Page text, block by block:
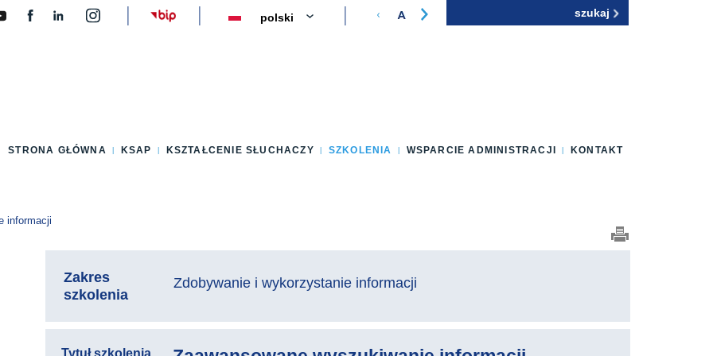
STRONA GŁÓWNA KSAP KSZTAŁCENIE SŁUCHACZY SZKOLENIA WSPARCIE ADMINISTRACJI KONTAKT
informacji
Zakres
szkolenia
Zdobywanie i wykorzystanie informacji
Tytuł szkolenia